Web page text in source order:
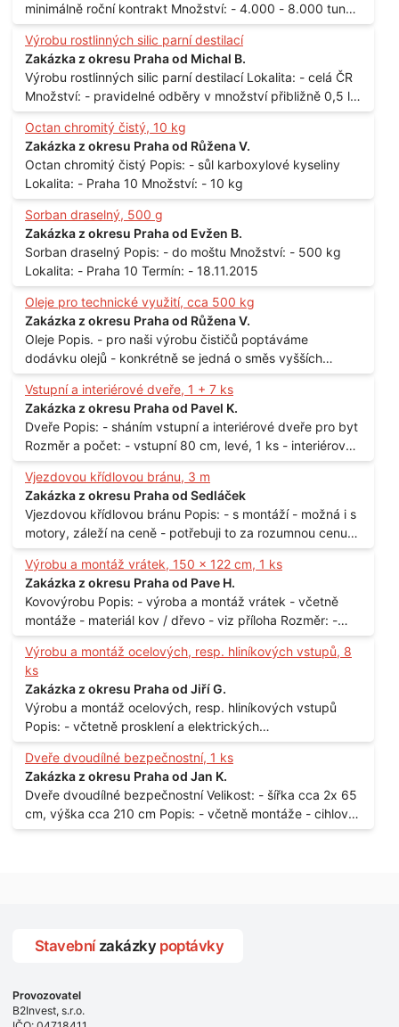
minimálně roční kontrakt Množství: - 4.000 - 8.000 tun
měsíčně
Výrobu rostlinných silic parní destilací
Zakázka z okresu Praha od Michal B.
Výrobu rostlinných silic parní destilací Lokalita: - celá ČR
Množství: - pravidelné odběry v množství přibližně 0,5 l
až 1 l
Octan chromitý čistý, 10 kg
Zakázka z okresu Praha od Růžena V.
Octan chromitý čistý Popis: - sůl karboxylové kyseliny
Lokalita: - Praha 10 Množství: - 10 kg
Sorban draselný, 500 g
Zakázka z okresu Praha od Evžen B.
Sorban draselný Popis: - do moštu Množství: - 500 kg
Lokalita: - Praha 10 Termín: - 18.11.2015
Oleje pro technické využití, cca 500 kg
Zakázka z okresu Praha od Růžena V.
Oleje Popis. - pro naši výrobu čističů poptáváme
dodávku olejů - konkrétně se jedná o směs vyšších
mastných kyselin s převahou olejové kyseliny - účelem je
technické využití - hustota při 20°C - cca 870 kg / m3
Balení: - po 190 kg v sudu Množství: - cca 500 kg - roční
spotřeba Lokalita: - Praha
Vstupní a interiérové dveře, 1 + 7 ks
Zakázka z okresu Praha od Pavel K.
Dveře Popis: - sháním vstupní a interiérové dveře pro byt
Rozměr a počet: - vstupní 80 cm, levé, 1 ks - interiérové
80 cm, levé, 2 ks - 80 cm, pravé, 3 ks - 60 cm, levé, 2 ks
Lokalita: - Praha 10
Vjezdovou křídlovou bránu, 3 m
Zakázka z okresu Praha od Sedláček
Vjezdovou křídlovou bránu Popis: - s montáží - možná i s
motory, záleží na ceně - potřebuji to za rozumnou cenu
Materiál: - ocel Množství: - 1 ks Velikost: - 3 m Lokalita: -
Praha
Výrobu a montáž vrátek, 150 x 122 cm, 1 ks
Zakázka z okresu Praha od Pave H.
Kovovýrobu Popis: - výroba a montáž vrátek - včetně
montáže - materiál kov / dřevo - viz příloha Rozměr: -
150 x 122 cm Lokalita: - Senohraby Nabídky na e-mail.
Výrobu a montáž ocelových, resp. hliníkových vstupů, 8
ks
Zakázka z okresu Praha od Jiří G.
Výrobu a montáž ocelových, resp. hliníkových vstupů
Popis: - včtetně prosklení a elektrických
samozamýkacích zámků pro panelový dům - jedná se o
vchodové dveře umístěné v zarámovaném a proskleném
portálu - předmětem dodávky bude i demontáž
stávajících a už nevyhovujících prosklených,
umělohmotných vstupů Množství: - 8 ks Lokalita: - 7, 9,
Dveře dvoudílné bezpečnostní, 1 ks
Zakázka z okresu Praha od Jan K.
Dveře dvoudílné bezpečnostní Velikost: - šířka cca 2x 65
cm, výška cca 210 cm Popis: - včetně montáže - cihlový
dům, 2. patro - vchod z chodby - rozměry bez zárubní
Stavební zakázky poptávky
Provozovatel
B2Invest, s.r.o.